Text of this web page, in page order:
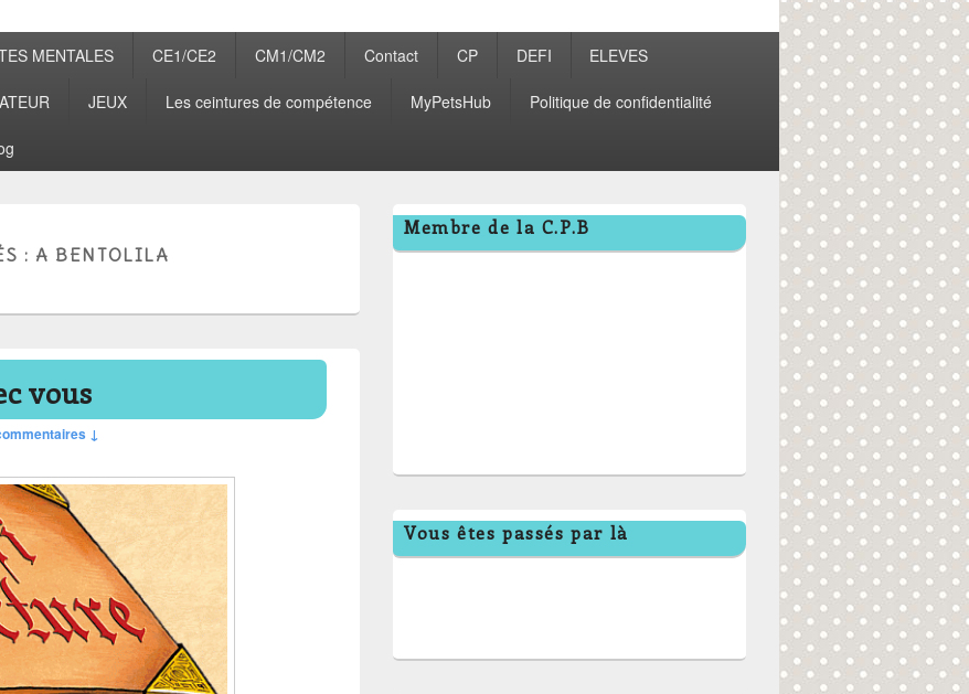
MENTALES CE1/CE2 CM1/CM2 Contact CP DEFI ELEVES
JEUX Les ceintures de compétence MyPetsHub Politique de confidentialité
: A BENTOLILA
vous
↓
Zone
principale
de
Membre de la C.P.B
Vous êtes passés par là